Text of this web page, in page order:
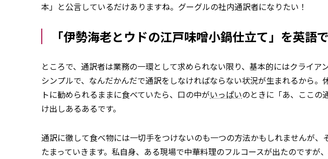
本」と公言しているだけありますね。グーグルの社内通訳者になりたい！
「伊勢海老とウドの江戸味噌小鍋仕立て」を英語
ところで、通訳者は業務の一環として求められない限り、基本的にはクライ
シンプルで、なんだかんだで通訳をしなければならない状況が生まれるから。
トに勧められるままに食べていたら、口の中がいっぱいのときに「あ、ここの
け出しあるあるです。
通訳に徹して食べ物には一切手をつけないのも一つの方法かもしれませんが
たまっていきます。私自身、ある現場で中華料理のフルコースが出たのですが